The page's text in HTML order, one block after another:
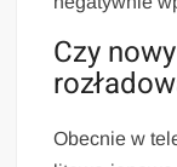
Czy
Obecnie w